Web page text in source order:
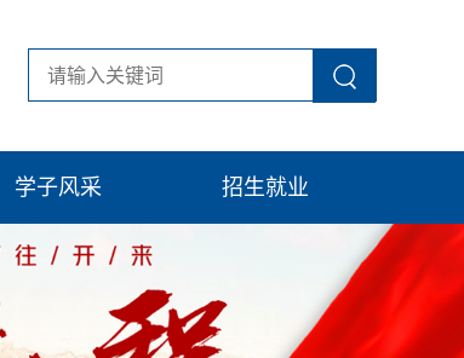
学子风采 招生就业